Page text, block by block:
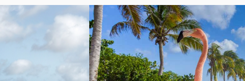
il Blue Marine di Marina di Camerota
con i bambini: come trovare l’offerta migliore?
Assicurazione viaggio estate 2026: lo sconto Columbus supera il 21%